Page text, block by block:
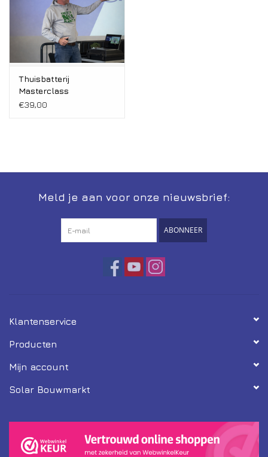
Thuisbatterij
Masterclass
€39,00
Meld je aan voor onze nieuwsbrief:
ABONNEER
Klantenservice
Producten
Mijn account
Solar Bouwmarkt